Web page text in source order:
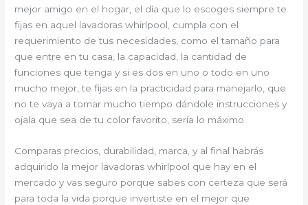
mejor amigo en el hogar, el día que lo escoges siempre te
fijas en aquel lavadoras whirlpool, cumpla con el
requerimiento de tus necesidades, como el tamaño para
que entre en tu casa, la capacidad, la cantidad de
funciones que tenga y si es dos en uno o todo en uno
mucho mejor, te fijas en la practicidad para manejarlo, que
no te vaya a tomar mucho tiempo dándole instrucciones y
ojala que sea de tu color favorito, sería lo máximo.
Comparas precios, durabilidad, marca, y al final habrás
adquirido la mejor lavadoras whirlpool que hay en el
mercado y vas seguro porque sabes con certeza que será
para toda la vida porque invertiste en el mejor que